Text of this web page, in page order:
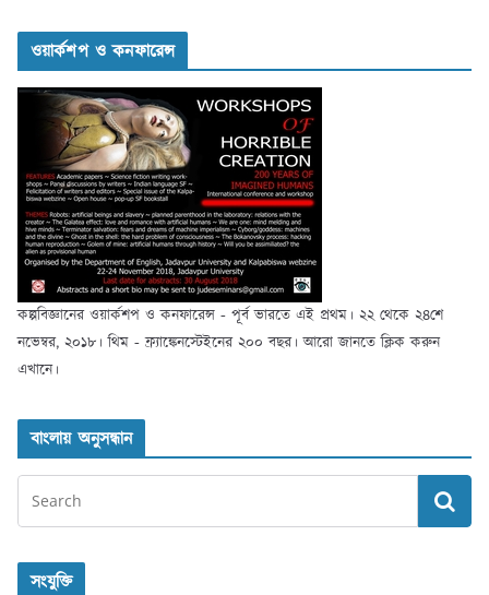
ওয়ার্কশপ ও কনফারেন্স
কল্পবিজ্ঞানের ওয়ার্কশপ ও কনফারেন্স - পূর্ব ভারতে এই প্রথম। ২২ থেকে ২৪শে
নভেম্বর, ২০১৮। থিম - ফ্র্যাঙ্কেনস্টেইনের ২০০ বছর। আরো জানতে ক্লিক করুন
এখানে।
বাংলায় অনুসন্ধান
সংযুক্তি